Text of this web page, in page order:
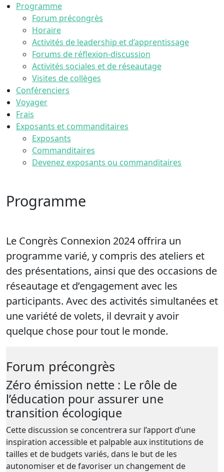
Programme
Forum précongrès
Horaire
Activités de leadership et d’apprentissage
Forums de réflexion-discussion
Activités sociales et de réseautage
Visites de collèges
Conférenciers
Voyager
Frais
Exposants et commanditaires
Exposants
Commanditaires
Devenez exposants ou commanditaires
Programme
Le Congrès Connexion 2024 offrira un
programme varié, y compris des ateliers et
des présentations, ainsi que des occasions de
réseautage et d’engagement avec les
participants. Avec des activités simultanées et
une variété de volets, il devrait y avoir
quelque chose pour tout le monde.
Forum précongrès
Zéro émission nette : Le rôle de
l’éducation pour assurer une
transition écologique
Cette discussion se concentrera sur l’apport d’une
inspiration accessible et palpable aux institutions de
tailles et de budgets variés, dans le but de les
autonomiser et de favoriser un changement de